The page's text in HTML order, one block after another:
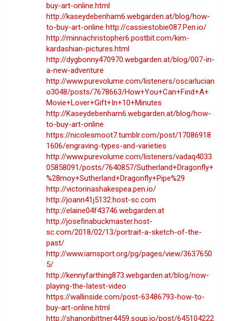
buy-art-online.html
http://kaseydebenham6.webgarden.at/blog/how-
to-buy-art-online http://cassiestobie087.Pen.io/
http://minnachristopher6.postbit.com/kim-
kardashian-pictures.html
http://dygbonny470970.webgarden.at/blog/007-in-
a-new-adventure
http://www.purevolume.com/listeners/oscarlucian
o3048/posts/7678663/How+You+Can+Find+A+
Movie+Lover+Gift+In+10+Minutes
http://Kaseydebenham6.webgarden.at/blog/how-
to-buy-art-online
https://nicolesmoot7.tumblr.com/post/17086918
1606/engraving-types-and-varieties
http://www.purevolume.com/listeners/vadaq4033
05858091/posts/7640857/Sutherland+Dragonfly+
%28moy+Sutherland+Dragonfly+Pipe%29
http://victorinashakespea.pen.io/
http://joann41j5132.host-sc.com
http://elaine04f43746.webgarden.at
http://josefinabuckmaster.host-
sc.com/2018/02/13/portrait-a-sketch-of-the-
past/
http://www.iamsport.org/pg/pages/view/3637650
5/
http://kennyfarthing873.webgarden.at/blog/now-
playing-the-latest-video
https://wallinside.com/post-63486793-how-to-
buy-art-online.html
http://shanonbittner4459.soup.io/post/645104222